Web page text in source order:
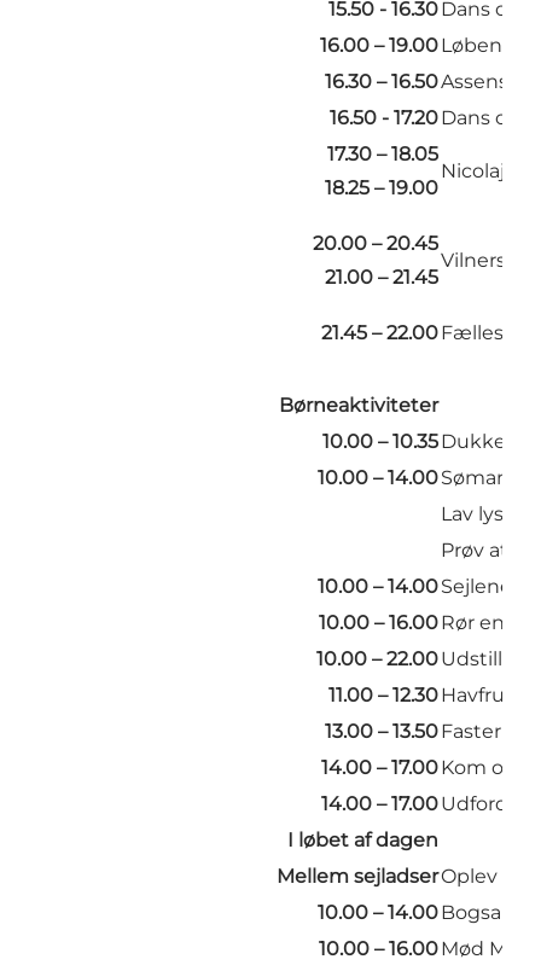
15.50 - 16.30Dans og
16.00 – 19.00Løbende
16.30 – 16.50Assens
16.50 - 17.20Dans og
17.30 – 18.05
18.25 – 19.00
Nicolaje-
20.00 – 20.45
21.00 – 21.45
Vilners
21.45 – 22.00
Børneaktiviteter
10.00 – 10.35
10.00 – 14.00
Lav lys
Prøv at
10.00 – 14.00Sejlene
10.00 – 16.00Rør en
10.00 – 22.00Udstilling
11.00 – 12.30
13.00 – 13.50Faster
14.00 – 17.00Kom
14.00 – 17.00
I løbet af dagen
Mellem sejladserOplev
10.00 – 14.00Bogsalg
10.00 – 16.00Mød